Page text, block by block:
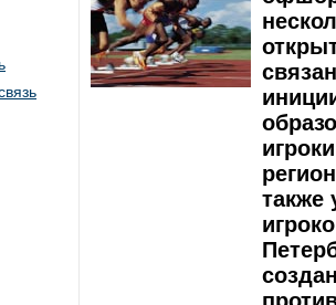
также